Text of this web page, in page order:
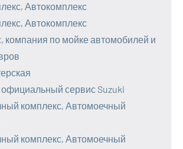
Автокомплекс
Автокомплекс
компания по мойке автомобилей и
сервис Suzuki
комплекс, Автомоечный
комплекс, Автомоечный